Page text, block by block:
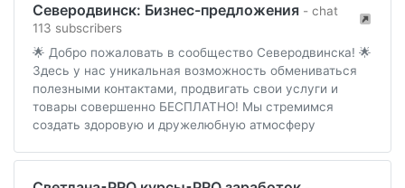
Северодвинск: Бизнес-предложения - chat
113 subscribers
🌟 Добро пожаловать в сообщество Северодвинска! 🌟
Здесь у нас уникальная возможность обмениваться
полезными контактами, продвигать свои услуги и
товары совершенно БЕСПЛАТНО! Мы стремимся
создать здоровую и дружелюбную атмосферу